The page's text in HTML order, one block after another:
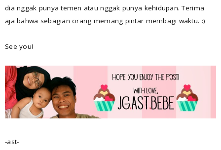
dia nggak punya temen atau nggak punya kehidupan. Terima
aja bahwa sebagian orang memang pintar membagi waktu. :)
See you!
-ast-